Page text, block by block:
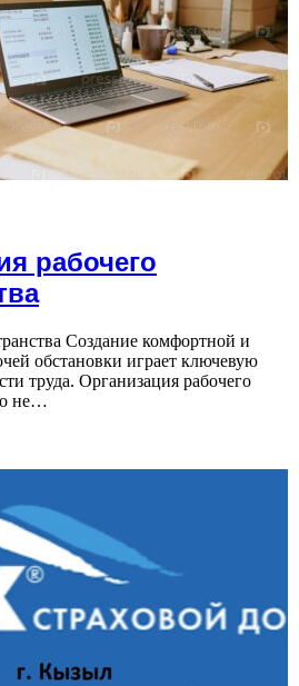
рабочего
Создание комфортной и
обстановки играет ключевую
труда. Организация рабочего
не…